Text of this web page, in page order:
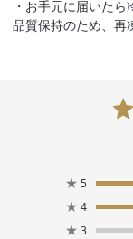
・お手元に届いた
品質保持のため、再
★ 5
★ 4
★ 3